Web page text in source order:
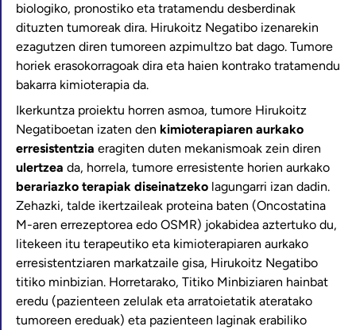
biologiko, pronostiko eta tratamendu desberdinak
dituzten tumoreak dira. Hirukoitz Negatibo izenarekin
ezagutzen diren tumoreen azpimultzo bat dago. Tumore
horiek erasokorragoak dira eta haien kontrako tratamendu
bakarra kimioterapia da.
Ikerkuntza proiektu horren asmoa, tumore Hirukoitz
Negatiboetan izaten den kimioterapiaren aurkako
erresistentzia eragiten duten mekanismoak zein diren
ulertzea da, horrela, tumore erresistente horien aurkako
berariazko terapiak diseinatzeko lagungarri izan dadin.
Zehazki, talde ikertzaileak proteina baten (Oncostatina
M-aren errezeptorea edo OSMR) jokabidea aztertuko du,
litekeen itu terapeutiko eta kimioterapiaren aurkako
erresistentziaren markatzaile gisa, Hirukoitz Negatibo
titiko minbizian. Horretarako, Titiko Minbiziaren hainbat
eredu (pazienteen zelulak eta arratoietatik ateratako
tumoreen ereduak) eta pazienteen laginak erabiliko